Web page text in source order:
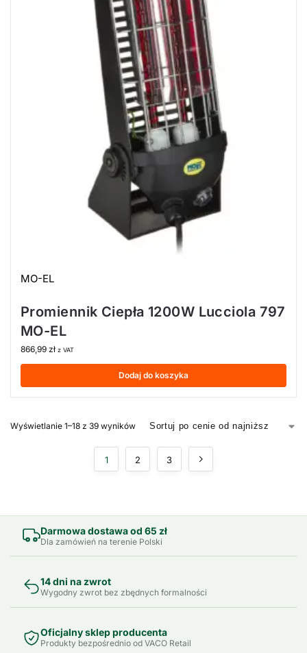
MO-EL
Promiennik Ciepła 1200W Lucciola 797
MO-EL
866,99 zł z VAT
Dodaj do koszyka
Wyświetlanie 1–18 z 39 wyników
1 2 3
Darmowa dostawa od 65 zł
Dla zamówień na terenie Polski
14 dni na zwrot
Wygodny zwrot bez zbędnych formalności
Oficjalny sklep producenta
Produkty bezpośrednio od VACO Retail